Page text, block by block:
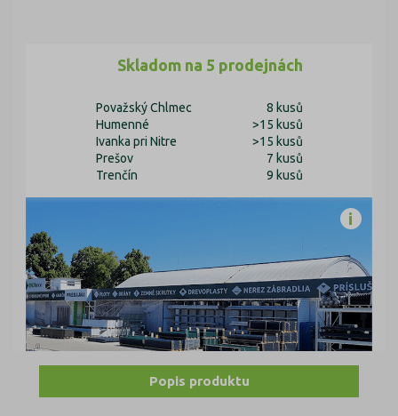
Skladom na 5 prodejnách
Považský Chlmec
8 kusů
Humenné
>15 kusů
Ivanka pri Nitre
>15 kusů
Prešov
7 kusů
Trenčín
9 kusů
Popis produktu